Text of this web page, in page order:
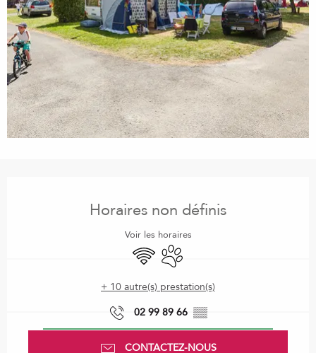
Horaires non définis
Voir les horaires
WiFi Animaux acceptés
+ 10 autre(s) prestation(s)
02 99 89 66 ▒▒
CONTACTEZ-NOUS